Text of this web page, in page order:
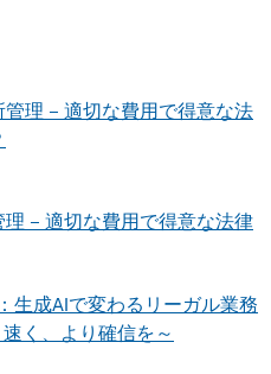
– 適切な費用で得意な法律